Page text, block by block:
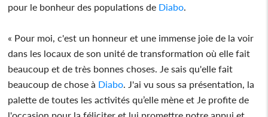
pour le bonheur des populations de Diabo.
« Pour moi, c'est un honneur et une immense joie de la voir
dans les locaux de son unité de transformation où elle fait
beaucoup et de très bonnes choses. Je sais qu'elle fait
beaucoup de chose à Diabo. J'ai vu sous sa présentation, la
palette de toutes les activités qu’elle mène et Je profite de